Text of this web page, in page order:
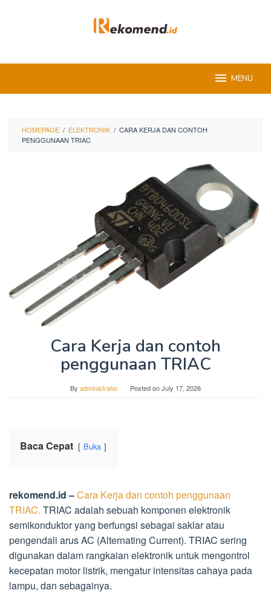
MENU
HOMEPAGE / ELEKTRONIK / CARA KERJA DAN CONTOH
PENGGUNAAN TRIAC
Cara Kerja dan contoh
penggunaan TRIAC
By administrator Posted onJuly 17, 2026
Baca Cepat Buka
rekomend.id –Cara Kerja dan contoh penggunaan
TRIAC. TRIAC adalah sebuah komponen elektronik
semikonduktor yang berfungsi sebagai saklar atau
pengendali arus AC (Alternating Current). TRIAC sering
digunakan dalam rangkaian elektronik untuk mengontrol
kecepatan motor listrik, mengatur intensitas cahaya pada
lampu, dan sebagainya.